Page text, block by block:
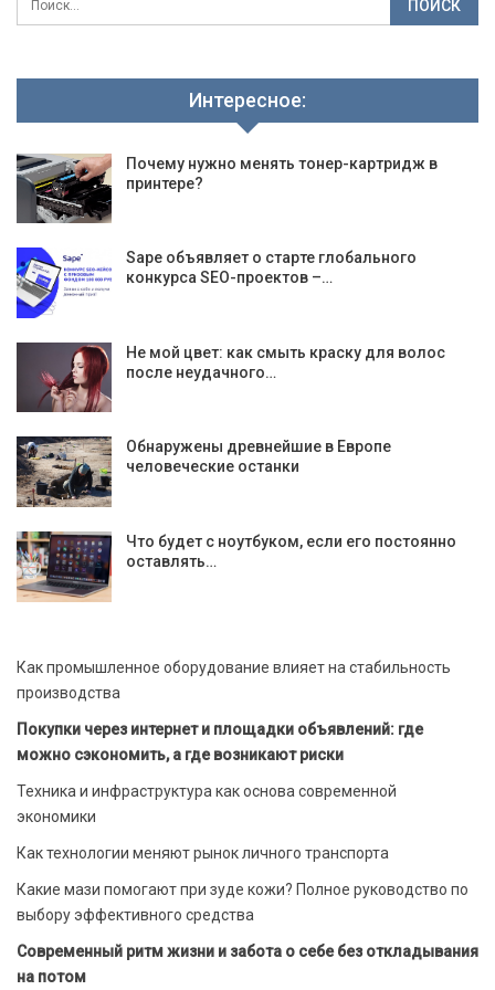
Интересное:
Почему нужно менять тонер-картридж в
принтере?
Sape объявляет о старте глобального
конкурса SEO-проектов –…
Не мой цвет: как смыть краску для волос
после неудачного…
Обнаружены древнейшие в Европе
человеческие останки
Что будет с ноутбуком, если его постоянно
оставлять…
Как промышленное оборудование влияет на стабильность
производства
Покупки через интернет и площадки объявлений: где
можно сэкономить, а где возникают риски
Техника и инфраструктура как основа современной
экономики
Как технологии меняют рынок личного транспорта
Какие мази помогают при зуде кожи? Полное руководство по
выбору эффективного средства
Современный ритм жизни и забота о себе без откладывания
на потом